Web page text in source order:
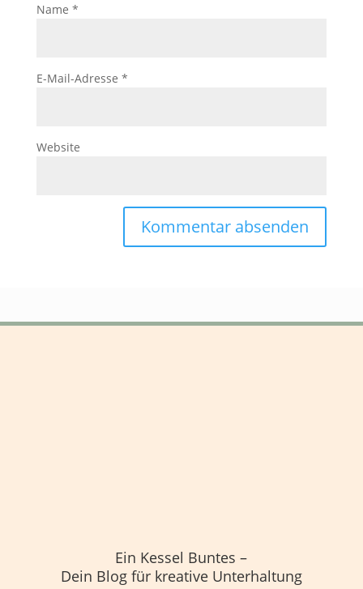
Name *
E-Mail-Adresse *
Website
Ein Kessel Buntes –
Dein Blog für kreative Unterhaltung